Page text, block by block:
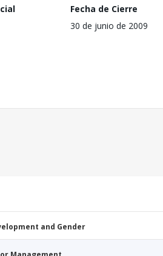
Fecha de Cierre
30 de junio de 2009
and Gender